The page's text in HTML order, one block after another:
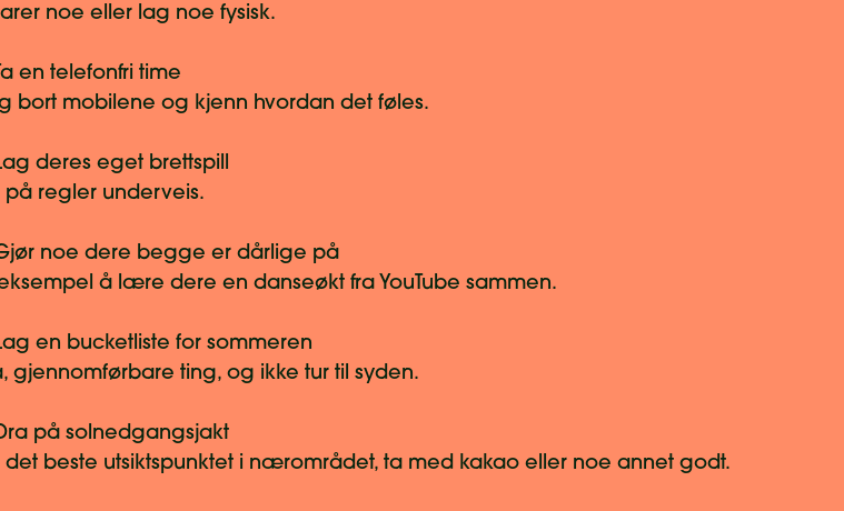
noe eller lag noe fysisk.
Ta en telefonfri time
bort mobilene og kjenn hvordan det føles.
deres eget brettspill
på regler underveis.
noe dere begge er dårlige på
å lære dere en danseøkt fra YouTube sammen.
en bucketliste for sommeren
gjennomførbare ting, og ikke tur til syden.
på solnedgangsjakt
det beste utsiktspunktet i nærområdet, ta med kakao eller noe annet godt.